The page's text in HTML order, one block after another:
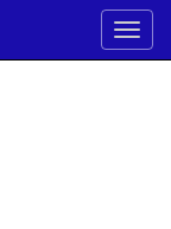
Meniu